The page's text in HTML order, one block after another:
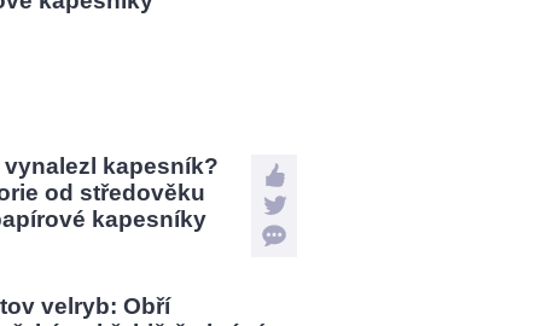
vynalezl kapesník?
od středověku
kapesníky